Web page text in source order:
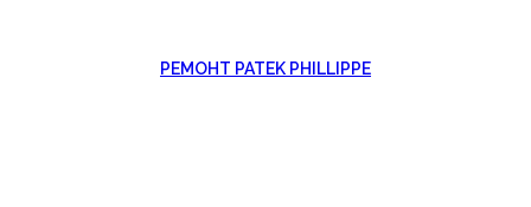
РЕМОНТ PATEK PHILLIPPE